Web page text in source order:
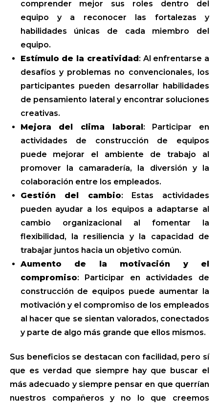
comprender mejor sus roles dentro del
equipo y a reconocer las fortalezas y
habilidades únicas de cada miembro del
equipo.
Estímulo de la creatividad: Al enfrentarse a
desafíos y problemas no convencionales, los
participantes pueden desarrollar habilidades
de pensamiento lateral y encontrar soluciones
creativas.
Mejora del clima laboral: Participar en
actividades de construcción de equipos
puede mejorar el ambiente de trabajo al
promover la camaradería, la diversión y la
colaboración entre los empleados.
Gestión del cambio: Estas actividades
pueden ayudar a los equipos a adaptarse al
cambio organizacional al fomentar la
flexibilidad, la resiliencia y la capacidad de
trabajar juntos hacia un objetivo común.
Aumento de la motivación y el
compromiso: Participar en actividades de
construcción de equipos puede aumentar la
motivación y el compromiso de los empleados
al hacer que se sientan valorados, conectados
y parte de algo más grande que ellos mismos.
Sus beneficios se destacan con facilidad, pero sí
que es verdad que siempre hay que buscar el
más adecuado y siempre pensar en que querrían
nuestros compañeros y no lo que creemos